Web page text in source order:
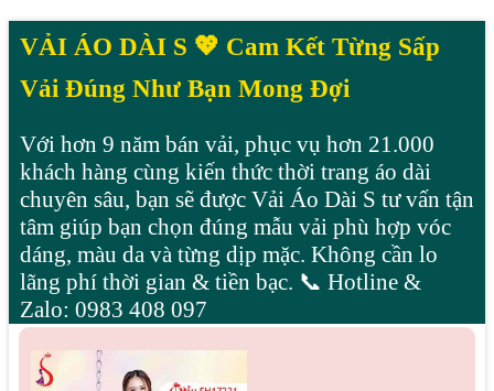
VẢI ÁO DÀI S 💖 Cam Kết Từng Sấp
Vải Đúng Như Bạn Mong Đợi
Với hơn 9 năm bán vải, phục vụ hơn 21.000
khách hàng cùng kiến thức thời trang áo dài
chuyên sâu, bạn sẽ được Vải Áo Dài S tư vấn tận
tâm giúp bạn chọn đúng mẫu vải phù hợp vóc
dáng, màu da và từng dịp mặc. Không cần lo
lãng phí thời gian & tiền bạc. 📞 Hotline &
Zalo: 0983 408 097